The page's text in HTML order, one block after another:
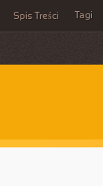
Spis Treści Tagi